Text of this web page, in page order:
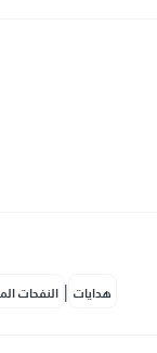
النفحات | هدايات